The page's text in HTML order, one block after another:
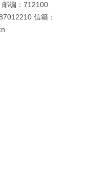
编：712100
信箱：